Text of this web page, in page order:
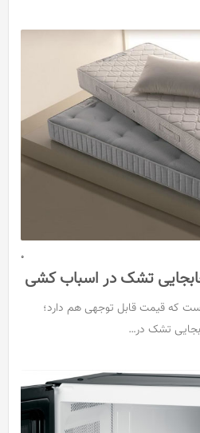
0
تشک در اسباب کشی
که قیمت قابل توجهی هم دارد؛
تشک در…